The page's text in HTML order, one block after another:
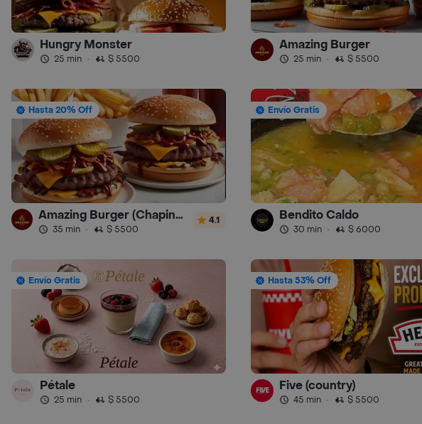
Hungry Monster
25 min · $ 5500
Amazing Burger
25 min · $ 5500
Hasta 20% Off
Amazing Burger (Chapinero)
35 min · $ 5500
4.1
Envío Gratis
Bendito Caldo
30 min · $ 6000
Envío Gratis
Pétale
25 min · $ 5500
Hasta 53% Off
Five (country)
45 min · $ 5500